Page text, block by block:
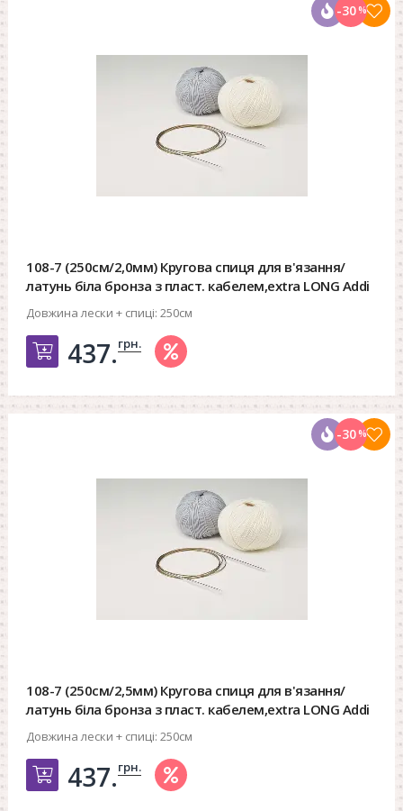
108-7 (250см/2,0мм) Кругова спиця для в'язання/
латунь біла бронза з пласт. кабелем,extra LONG Addi
Довжина лески + спиці: 250см
Добавить в корзину
437.грн.
-30%
108-7 (250см/2,5мм) Кругова спиця для в'язання/
латунь біла бронза з пласт. кабелем,extra LONG Addi
Довжина лески + спиці: 250см
Добавить в корзину
437.грн.
-30%